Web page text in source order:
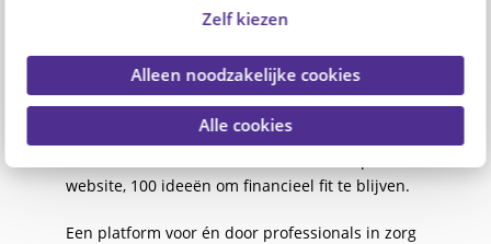
Zelf kiezen
Alleen noodzakelijke cookies
Alle cookies
De toenemende inflatie en stijgende kosten
professionals in zorg en welzijn merken dit in
hun portemonnee.
Om professionals in zorg en welzijn te helpen,
website, 100 ideeën om financieel fit te blijven.
Een platform voor én door professionals in zorg